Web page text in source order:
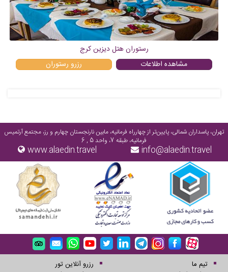
رستوران هتل دیزین کرج
مشاهده اطلاعات
رزرو رستوران
تهران، پاسداران شمالی، پایین‌تر از چهارراه فرمانیه، مابین نارنجستان چهارم و رز، مجتمع آرتمیس
فرمانیه، طبقه 7، واحد 5 , 6
info@alaedin.travel
www.alaedin.travel
تیم ما
رزرو آنلاین تور